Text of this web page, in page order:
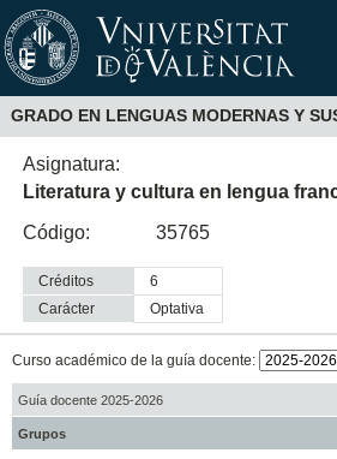
GRADO EN LENGUAS MODERNAS Y
Asignatura:
Literatura y cultura en lengua
Código:
35765
Créditos
6
Carácter
optativa
Curso académico de la guía docente:
Guía docente 2025-2026
Grupos